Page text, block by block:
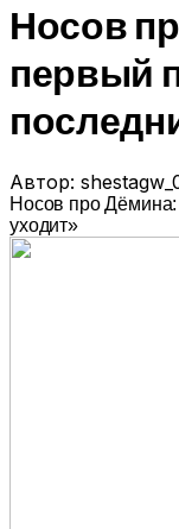
Носов
первый
Автор:
Носов про Дёмина:
уходит»